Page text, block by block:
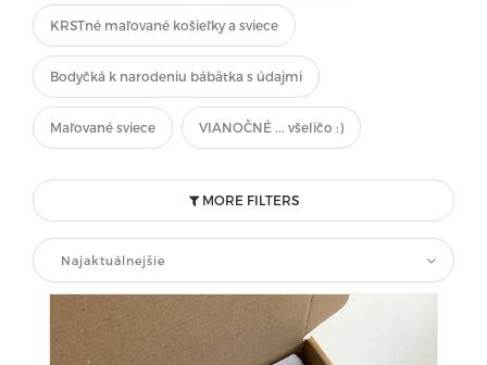
KRSTné maľované košieľky a sviece
Bodyčká k narodeniu bábätka s údajmi
Maľované sviece VIANOČNÉ ... všeličo :)
MORE FILTERS
Najaktuálnejšie